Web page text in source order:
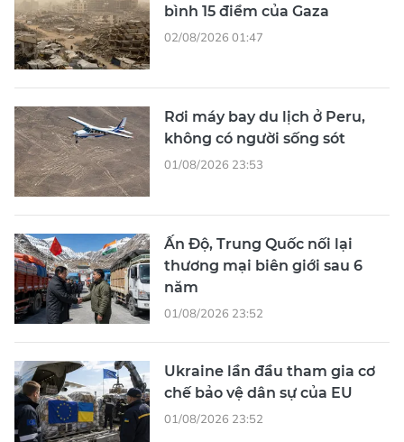
bình 15 điểm của Gaza
02/08/2026 01:47
Rơi máy bay du lịch ở Peru,
không có người sống sót
01/08/2026 23:53
Ấn Độ, Trung Quốc nối lại
thương mại biên giới sau 6
năm
01/08/2026 23:52
Ukraine lần đầu tham gia cơ
chế bảo vệ dân sự của EU
01/08/2026 23:52